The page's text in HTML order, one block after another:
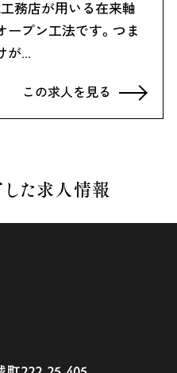
務店が用いる在来軸
ープン工法です。つま
が…
この求人を見る
た求人情報